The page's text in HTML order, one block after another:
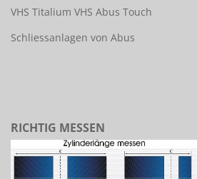
VHS Titalium VHS Abus Touch
Schliessanlagen von Abus
RICHTIG MESSEN